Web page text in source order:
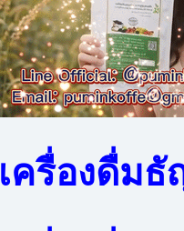
เครื่องดื่ม